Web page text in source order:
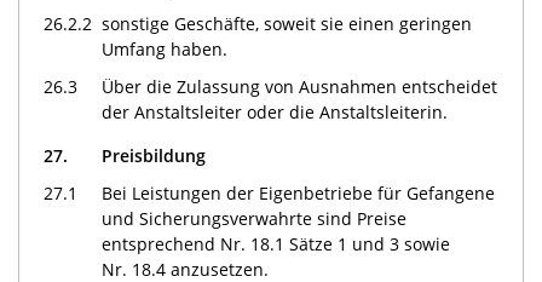
26.2.2 sonstige Geschäfte, soweit sie einen geringen
Umfang haben.
26.3
Über die Zulassung von Ausnahmen entscheidet
der Anstaltsleiter oder die Anstaltsleiterin.
27.
Preisbildung
27.1
Bei Leistungen der Eigenbetriebe für Gefangene
und Sicherungsverwahrte sind Preise
entsprechend Nr. 18.1 Sätze 1 und 3 sowie
Nr. 18.4 anzusetzen.